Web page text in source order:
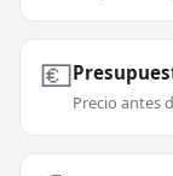
💶
Precio antes